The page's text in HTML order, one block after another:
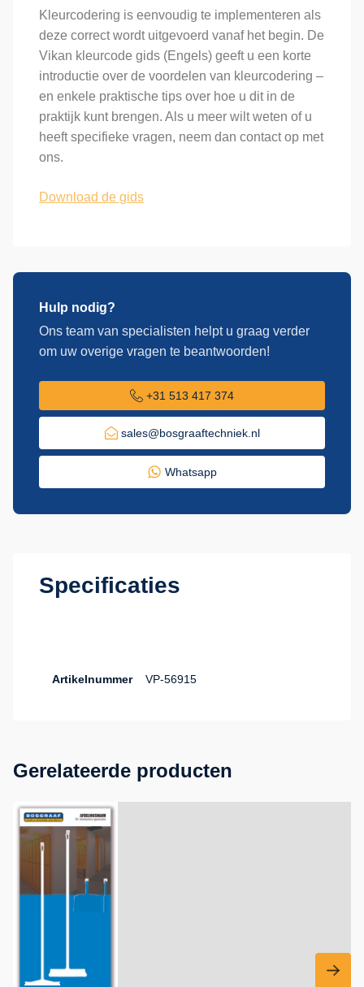
Kleurcodering is eenvoudig te implementeren als
deze correct wordt uitgevoerd vanaf het begin. De
Vikan kleurcode gids (Engels) geeft u een korte
introductie over de voordelen van kleurcodering –
en enkele praktische tips over hoe u dit in de
praktijk kunt brengen. Als u meer wilt weten of u
heeft specifieke vragen, neem dan contact op met
ons.
Download de gids
Hulp nodig?
Ons team van specialisten helpt u graag verder
om uw overige vragen te beantwoorden!
+31 513 417 374
sales@bosgraaftechniek.nl
Whatsapp
Specificaties
Artikelnummer VP-56915
Gerelateerde producten